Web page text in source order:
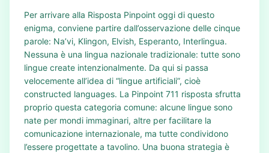
Per arrivare alla Risposta Pinpoint oggi di questo
enigma, conviene partire dall’osservazione delle cinque
parole: Na’vi, Klingon, Elvish, Esperanto, Interlingua.
Nessuna è una lingua nazionale tradizionale: tutte sono
lingue create intenzionalmente. Da qui si passa
velocemente all’idea di “lingue artificiali”, cioè
constructed languages. La Pinpoint 711 risposta sfrutta
proprio questa categoria comune: alcune lingue sono
nate per mondi immaginari, altre per facilitare la
comunicazione internazionale, ma tutte condividono
l’essere progettate a tavolino. Una buona strategia è